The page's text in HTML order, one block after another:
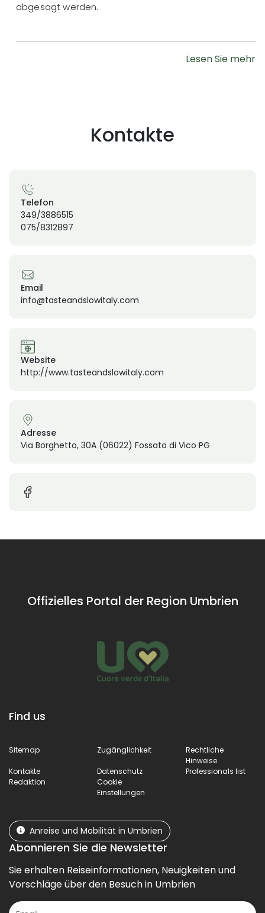
abgesagt werden.
Lesen Sie mehr
Kontakte
Telefon
349/3886515
075/8312897
Email
info@tasteandslowitaly.com
Website
http://www.tasteandslowitaly.com
Adresse
Via Borghetto, 30A (06022) Fossato di Vico PG
Offizielles Portal der Region Umbrien
Find us
Sitemap Zugänglichkeit
Rechtliche
Hinweise
Kontakte
Datenschutz
Professionals list
Redaktion
Cookie
Einstellungen
Anreise und Mobilität in Umbrien
Abonnieren Sie die Newsletter
Sie erhalten Reiseinformationen, Neuigkeiten und
Vorschläge über den Besuch in Umbrien